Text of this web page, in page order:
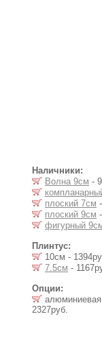
Наличники:
Волна 9см -
плоский 7см
плоский 9см
фигурный
Плинтус:
10см -
7.5см -
Опции:
алюминиевая
2327руб.